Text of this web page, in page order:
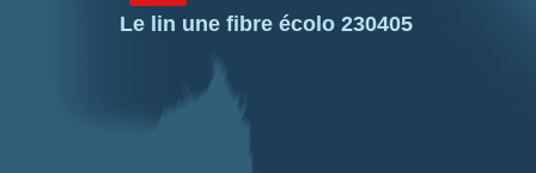
Le lin une fibre écolo 230405